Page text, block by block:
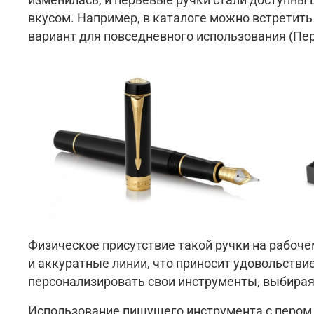
вкусом. Например, в каталоге можно
вариант для повседневного использования
Физическое присутствие такой ручки на
и аккуратные линии, что приносит
персонализировать свои инструменты,